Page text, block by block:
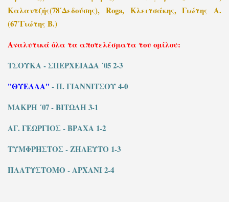
Καλαντζής(78΄Δεδούσης), Roga, Κλειτσάκης, Γιώτης Α.
(67΄Γιώτης Β.)
Αναλυτικά όλα τα αποτελέσματα του ομίλου:
ΤΣΟΥΚΑ - ΣΠΕΡΧΕΙΑΔΑ ΄05 2-3
"ΘΥΕΛΛΑ" - Π. ΓΙΑΝΝΙΤΣΟΥ 4-0
ΜΑΚΡΗ ΄07 - ΒΙΤΩΛΗ 3-1
ΑΓ. ΓΕΩΡΓΙΟΣ - ΒΡΑΧΑ 1-2
ΤΥΜΦΡΗΣΤΟΣ - ΖΗΛΕΥΤΟ 1-3
ΠΛΑΤΥΣΤΟΜΟ - ΑΡΧΑΝΙ 2-4